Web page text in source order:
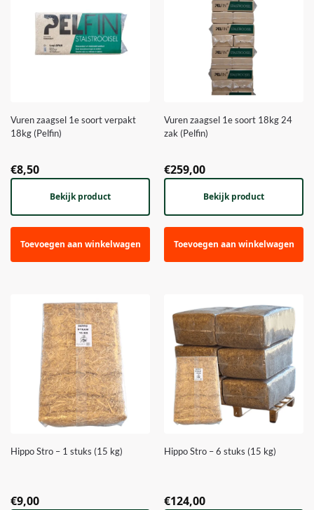
Vuren zaagsel 1e soort verpakt
18kg (Pelfin)
€8,50
Bekijk product
Toevoegen aan winkelwagen
Vuren zaagsel 1e soort 18kg 24
zak (Pelfin)
€259,00
Bekijk product
Toevoegen aan winkelwagen
Hippo Stro – 1 stuks (15 kg)
€9,00
Hippo Stro – 6 stuks (15 kg)
€124,00